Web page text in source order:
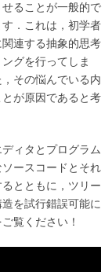
ることが一般的で
．これは，初学者
連する抽象的思考
グを行ってしま
その悩んでいる内
が原因であると考
ィタとプログラム
ースコードとそれ
とともに，ツリー
を試行錯誤可能に
覧ください！